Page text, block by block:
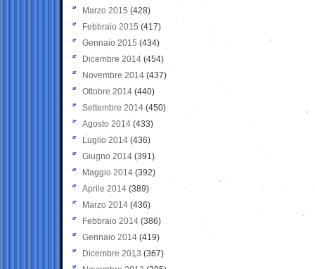
Marzo 2015 (428)
Febbraio 2015 (417)
Gennaio 2015 (434)
Dicembre 2014 (454)
Novembre 2014 (437)
Ottobre 2014 (440)
Settembre 2014 (450)
Agosto 2014 (433)
Luglio 2014 (436)
Giugno 2014 (391)
Maggio 2014 (392)
Aprile 2014 (389)
Marzo 2014 (436)
Febbraio 2014 (386)
Gennaio 2014 (419)
Dicembre 2013 (367)